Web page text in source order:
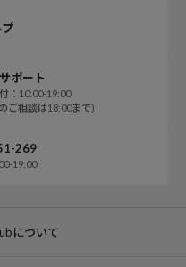
ポート
：10:00-19:00
ご相談は18:00まで)
269
19:00
について